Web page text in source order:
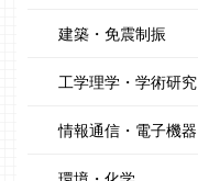
建築・免震制振
工学理学・学術研究
情報通信・電子機器